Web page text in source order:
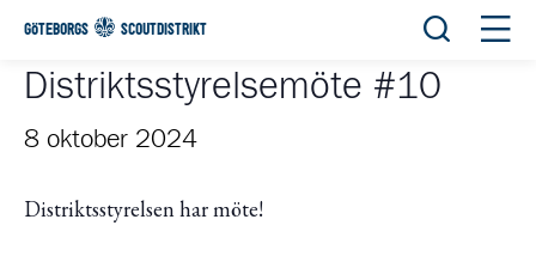
GÖTEBORGS SCOUTDISTRIKT Öppna
Distriktsstyrelsemöte #10
8 oktober 2024
Distriktsstyrelsen har möte!